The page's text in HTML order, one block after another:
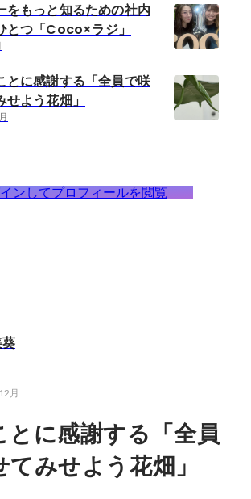
をもっと知るための社内
とつ「Coco×ラジ」
とに感謝する「全員で咲
せよう花畑」
ンしてプロフィールを閲覧
月
とに感謝する「全員
みせよう花畑」